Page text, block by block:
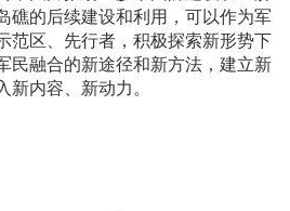
礁的后续建设和利用，可以作为军
范区、先行者，积极探索新形势下
民融合的新途径和新方法，建立新
内容、新动力。